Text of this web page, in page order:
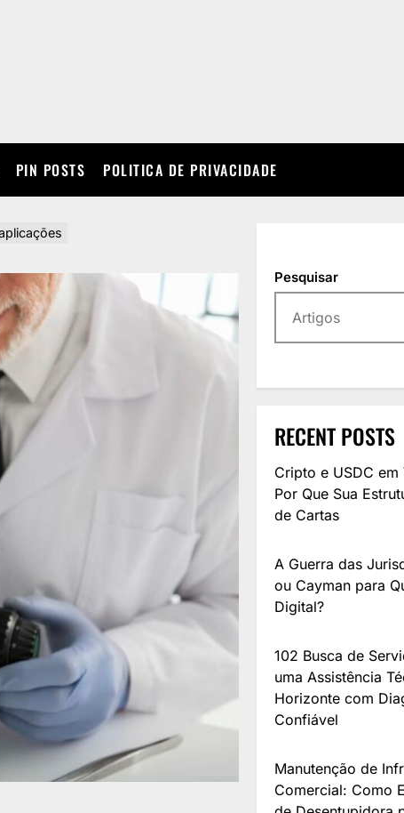
PIN POSTS POLITICA DE PRIVACIDADE
Pesquisar
RECENT POSTS
Cripto e USDC
Por Que Sua
de Cartas
A Guerra das
ou Cayman para
Digital?
102 Busca de
uma Assistência
Horizonte com
Confiável
Manutenção de
Comercial: Como